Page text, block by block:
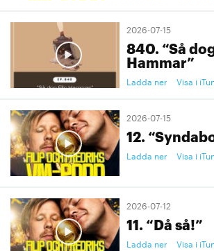
2026-07-15
840. “Så
Hammar”
Ladda ner Visa i
2026-07-15
12.
Ladda ner Visa i
2026-07-12
11. “Då så!”
Ladda ner Visa i